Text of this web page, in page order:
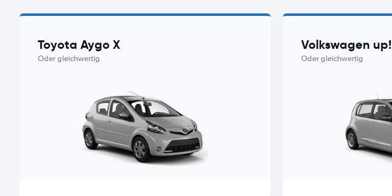
Toyota Aygo X
Oder gleichwertig
Volkswagen up!
Oder gleichwertig